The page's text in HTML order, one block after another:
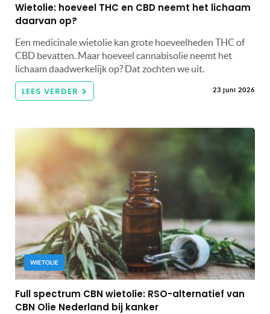
Wietolie: hoeveel THC en CBD neemt het lichaam
daarvan op?
Een medicinale wietolie kan grote hoeveelheden THC of
CBD bevatten. Maar hoeveel cannabisolie neemt het
lichaam daadwerkelijk op? Dat zochten we uit.
LEES VERDER 23 juni 2026
WIETOLIE
Full spectrum CBN wietolie: RSO-alternatief van
CBN Olie Nederland bij kanker